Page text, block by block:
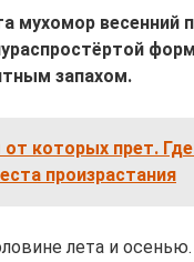
мухомор весенний
запахом.
от которых прет.
произрастания
лета и